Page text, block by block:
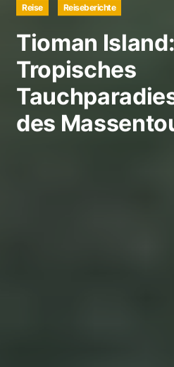
Reise Reiseberichte
Tioman Island:
Tropisches
des